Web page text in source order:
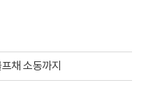
채 소동까지